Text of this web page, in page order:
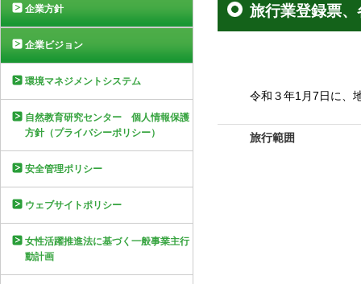
旅行業登録票
令和３年1月7日に、
旅行範囲
企業方針
企業ビジョン
環境マネジメントシステム
自然教育研究センター 個人情報保護
方針（プライバシーポリシー）
安全管理ポリシー
ウェブサイトポリシー
女性活躍推進法に基づく一般事業主行
動計画